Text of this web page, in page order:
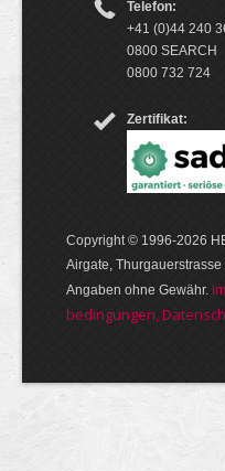
Telefon:
+41 (0)44 240
0800 SEARCH
0800 732 724
Zertifikat:
Copyright © 1996-2026
Airgate,
Angaben ohne Gewähr.
bedin­gungen,